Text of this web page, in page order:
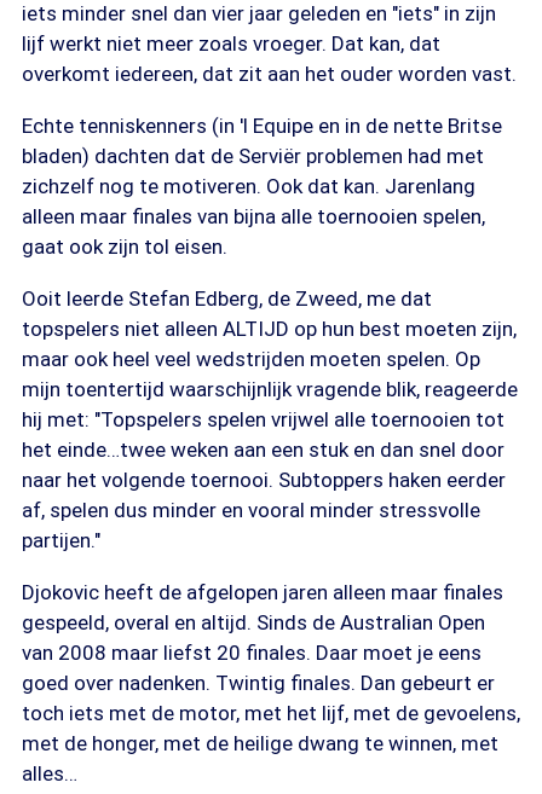
iets minder snel dan vier jaar geleden en "iets" in zijn
lijf werkt niet meer zoals vroeger. Dat kan, dat
overkomt iedereen, dat zit aan het ouder worden vast.
Echte tenniskenners (in 'l Equipe en in de nette Britse
bladen) dachten dat de Serviër problemen had met
zichzelf nog te motiveren. Ook dat kan. Jarenlang
alleen maar finales van bijna alle toernooien spelen,
gaat ook zijn tol eisen.
Ooit leerde Stefan Edberg, de Zweed, me dat
topspelers niet alleen ALTIJD op hun best moeten zijn,
maar ook heel veel wedstrijden moeten spelen. Op
mijn toentertijd waarschijnlijk vragende blik, reageerde
hij met: "Topspelers spelen vrijwel alle toernooien tot
het einde…twee weken aan een stuk en dan snel door
naar het volgende toernooi. Subtoppers haken eerder
af, spelen dus minder en vooral minder stressvolle
partijen."
Djokovic heeft de afgelopen jaren alleen maar finales
gespeeld, overal en altijd. Sinds de Australian Open
van 2008 maar liefst 20 finales. Daar moet je eens
goed over nadenken. Twintig finales. Dan gebeurt er
toch iets met de motor, met het lijf, met de gevoelens,
met de honger, met de heilige dwang te winnen, met
alles…